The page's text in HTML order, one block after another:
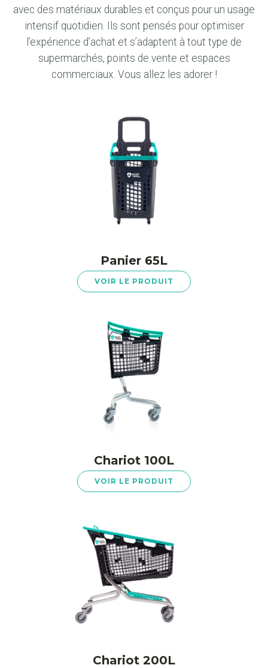
avec des matériaux durables et conçus pour un usage
intensif quotidien. Ils sont pensés pour optimiser
l’expérience d’achat et s’adaptent à tout type de
supermarchés, points de vente et espaces
commerciaux. Vous allez les adorer !
Panier 65L
VOIR LE PRODUIT
Chariot 100L
VOIR LE PRODUIT
Chariot 200L